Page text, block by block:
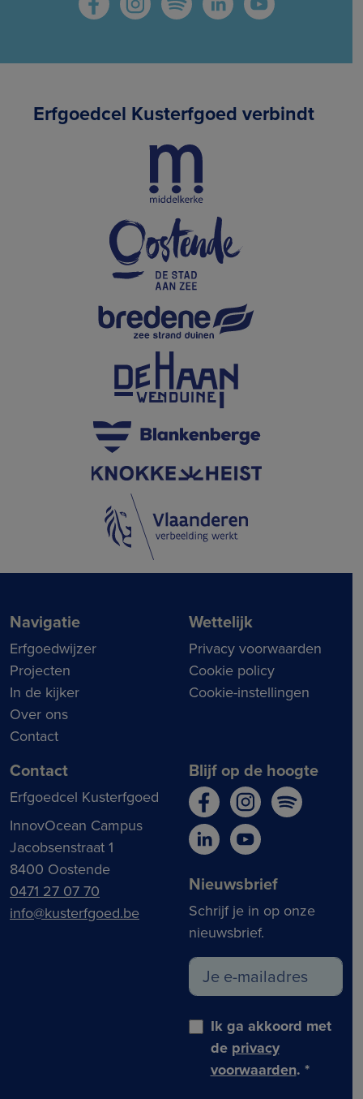
Erfgoedcel Kusterfgoed verbindt
Navigatie
Erfgoedwijzer
Projecten
In de kijker
Over ons
Contact
Wettelijk
Privacy voorwaarden
Cookie policy
Cookie-instellingen
Contact
Erfgoedcel Kusterfgoed
InnovOcean Campus
Jacobsenstraat 1
8400 Oostende
0471 27 07 70
info@kusterfgoed.be
Blijf op de hoogte
Nieuwsbrief
Schrijf je in op onze
nieuwsbrief.
Ik ga akkoord met
de privacy
voorwaarden. *